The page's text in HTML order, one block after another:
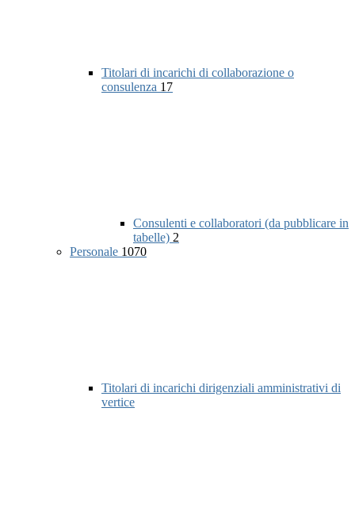
Titolari di incarichi di collaborazione o
consulenza 17
Consulenti e collaboratori (da pubblicare in
tabelle) 2
Personale 1070
Titolari di incarichi dirigenziali amministrativi di
vertice